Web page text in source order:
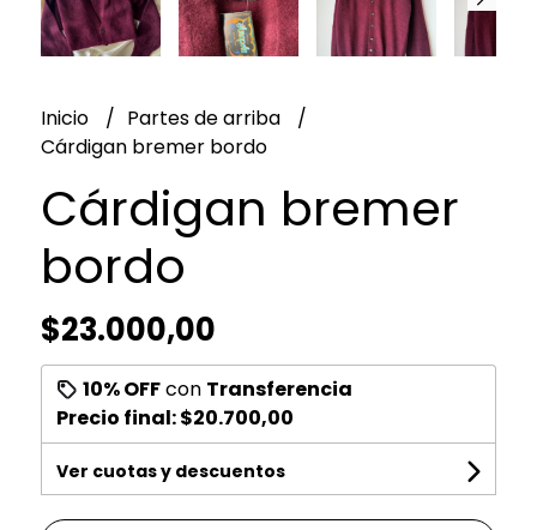
Inicio
Partes de arriba
Cárdigan bremer bordo
Cárdigan bremer
bordo
$23.000,00
10% OFFcon Transferencia
Precio final:$20.700,00
Ver cuotas y descuentos